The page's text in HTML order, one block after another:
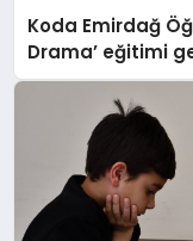
Koda Emirdağ
Drama’ eğitimi